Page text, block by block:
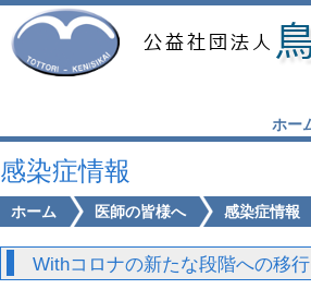
ホー
感染症情報
ホーム 医師の皆様へ 感染症情報
Withコロナの新たな段階への移